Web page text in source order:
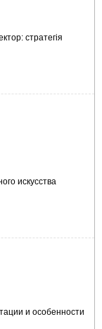
стратегія
искусства
и особенности